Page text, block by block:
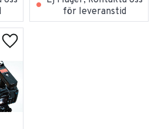
för leveranstid
Lägg till i favoriter